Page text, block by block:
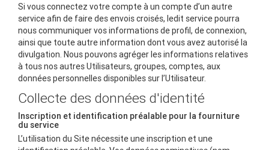
Si vous connectez votre compte à un compte d’un autre
service afin de faire des envois croisés, ledit service pourra
nous communiquer vos informations de profil, de connexion,
ainsi que toute autre information dont vous avez autorisé la
divulgation. Nous pouvons agréger les informations relatives
à tous nos autres Utilisateurs, groupes, comptes, aux
données personnelles disponibles sur l’Utilisateur.
Collecte des données d'identité
Inscription et identification préalable pour la fourniture
du service
L’utilisation du Site nécessite une inscription et une